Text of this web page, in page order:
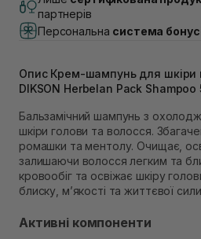
Самовивіз м. Львів, вул.
(Duck’s Lake)
Немає в наявності!
Самовивіз м. Львів, вул.
Самовивіз м. Рівне, вул. 16-
В наявності
Самовивіз м. Рівне, вул.
Екватор)
Немає в наявності!
партнерів
Персональна система
Опис Крем-шампунь для шкіри
DIKSON Herbelan Pack Shampoo
Бальзамічний шампунь з
шкіри голови та волосся.
ромашки та ментолу. Очищає,
залишаючи волосся легким та
кровообіг та освіжає шкіру
блиску, м’якості та життєвої
Активні компоненти